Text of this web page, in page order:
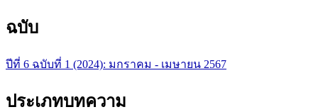
ฉบับ
ปีที่ 6 ฉบับที่ 1 (2024): มกราคม - เมษายน 2567
ประเภทบทความ